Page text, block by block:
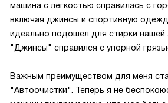
машина с легкостью справилась с
включая джинсы и спортивную
идеально подошел для стирки
"Джинсы" справился с упорной
Важным преимуществом для меня
"Автоочистки". Теперь я не